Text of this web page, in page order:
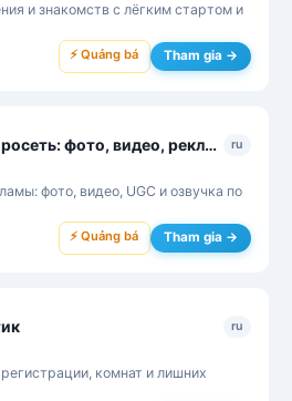
и знакомств с лёгким стартом и
⚡ Quảng bá Tham gia →
Creoy — ИИ нейросеть: фото, видео, реклама ru
фото, видео, UGC и озвучка по
⚡ Quảng bá Tham gia →
ru
комнат и лишних